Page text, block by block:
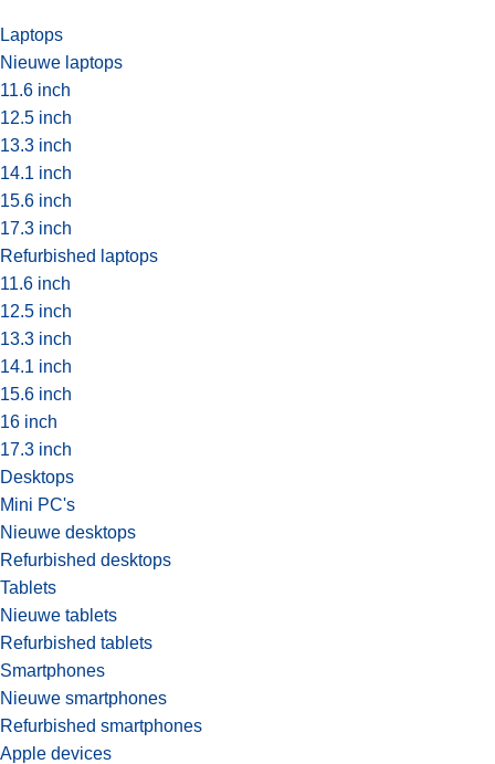
Laptops
Nieuwe laptops
11.6 inch
12.5 inch
13.3 inch
14.1 inch
15.6 inch
17.3 inch
Refurbished laptops
11.6 inch
12.5 inch
13.3 inch
14.1 inch
15.6 inch
16 inch
17.3 inch
Desktops
Mini PC's
Nieuwe desktops
Refurbished desktops
Tablets
Nieuwe tablets
Refurbished tablets
Smartphones
Nieuwe smartphones
Refurbished smartphones
Apple devices